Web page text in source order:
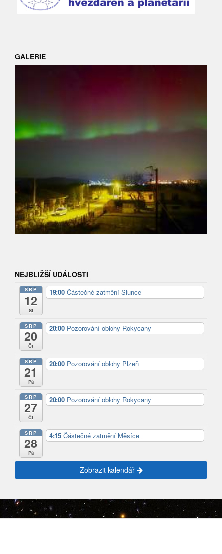
GALERIE
NEJBLIŽŠÍ UDÁLOSTI
SRP
12
St
19:00 Částečné zatmění Slunce
SRP
20
Čt
20:00 Pozorování oblohy Rokycany
SRP
21
Pá
20:00 Pozorování oblohy Plzeň
SRP
27
Čt
20:00 Pozorování oblohy Rokycany
SRP
28
Pá
4:15 Částečné zatmění Měsíce
Zobrazit kalendář